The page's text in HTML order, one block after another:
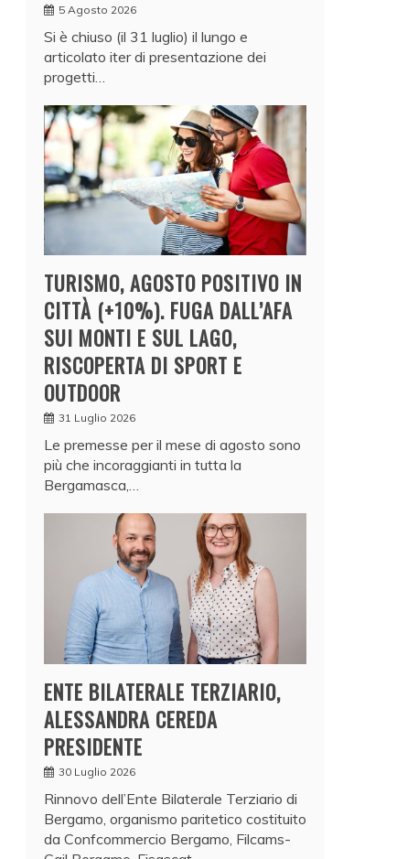
5 Agosto 2026
Si è chiuso (il 31 luglio) il lungo e
articolato iter di presentazione dei
progetti…
TURISMO, AGOSTO POSITIVO IN
CITTÀ (+10%). FUGA DALL’AFA
SUI MONTI E SUL LAGO,
RISCOPERTA DI SPORT E
OUTDOOR
31 Luglio 2026
Le premesse per il mese di agosto sono
più che incoraggianti in tutta la
Bergamasca,…
ENTE BILATERALE TERZIARIO,
ALESSANDRA CEREDA
PRESIDENTE
30 Luglio 2026
Rinnovo dell’Ente Bilaterale Terziario di
Bergamo, organismo paritetico costituito
da Confcommercio Bergamo, Filcams-